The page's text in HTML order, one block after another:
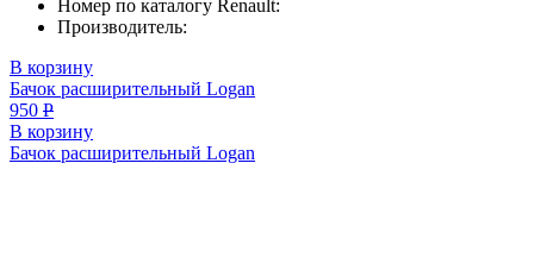
Номер по каталогу Renault:
Производитель:
В корзину
Бачок расширительный Logan
950 Р
В корзину
Бачок расширительный Logan